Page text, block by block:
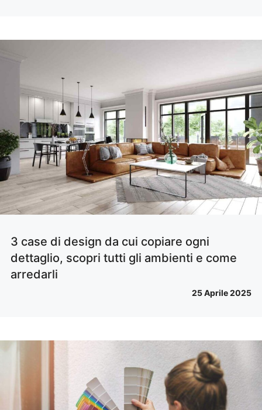
3 case di design da cui copiare ogni
dettaglio, scopri tutti gli ambienti e come
arredarli
25 Aprile 2025